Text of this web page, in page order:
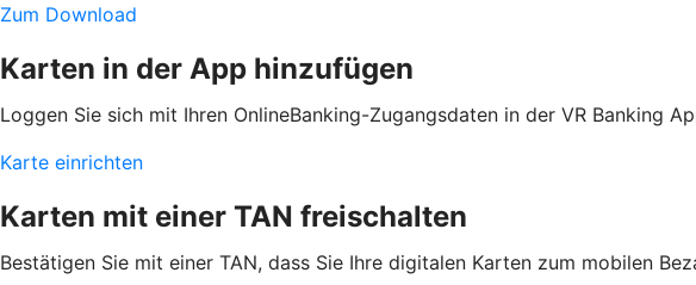
Zum Download
Karten in der App hinzufügen
Loggen Sie sich mit Ihren OnlineBanking-Zugangsdaten in der VR Banking
Karte einrichten
Karten mit einer TAN freischalten
Bestätigen Sie mit einer TAN, dass Sie Ihre digitalen Karten zum mobilen